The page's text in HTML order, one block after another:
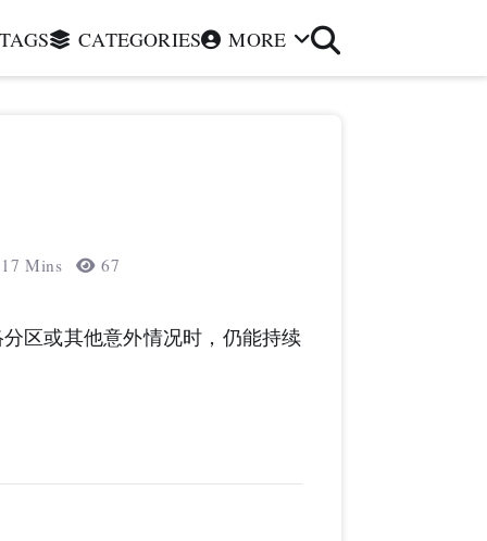
CATEGORIES MORE
17 Mins 67
区或其他意外情况时，仍能持续